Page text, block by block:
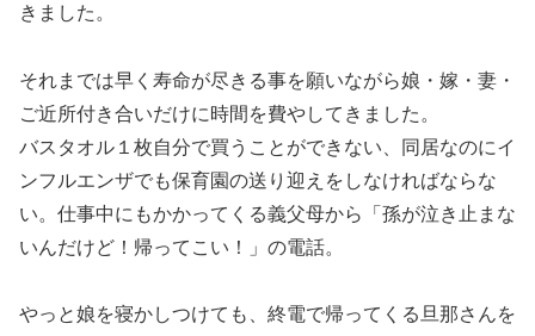
きました。
それまでは早く寿命が尽きる事を願いながら娘・嫁・妻・
ご近所付き合いだけに時間を費やしてきました。
バスタオル１枚自分で買うことができない、同居なのにイ
ンフルエンザでも保育園の送り迎えをしなければならな
い。仕事中にもかかってくる義父母から「孫が泣き止まな
いんだけど！帰ってこい！」の電話。
やっと娘を寝かしつけても、終電で帰ってくる旦那さんを